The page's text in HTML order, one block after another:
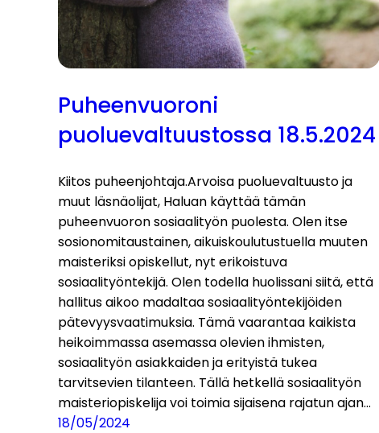
Puheenvuoroni
puoluevaltuustossa 18.5.2024
Kiitos puheenjohtaja.Arvoisa puoluevaltuusto ja
muut läsnäolijat, Haluan käyttää tämän
puheenvuoron sosiaalityön puolesta. Olen itse
sosionomitaustainen, aikuiskoulutustuella muuten
maisteriksi opiskellut, nyt erikoistuva
sosiaalityöntekijä. Olen todella huolissani siitä, että
hallitus aikoo madaltaa sosiaalityöntekijöiden
pätevyysvaatimuksia. Tämä vaarantaa kaikista
heikoimmassa asemassa olevien ihmisten,
sosiaalityön asiakkaiden ja erityistä tukea
tarvitsevien tilanteen. Tällä hetkellä sosiaalityön
maisteriopiskelija voi toimia sijaisena rajatun ajan…
18/05/2024